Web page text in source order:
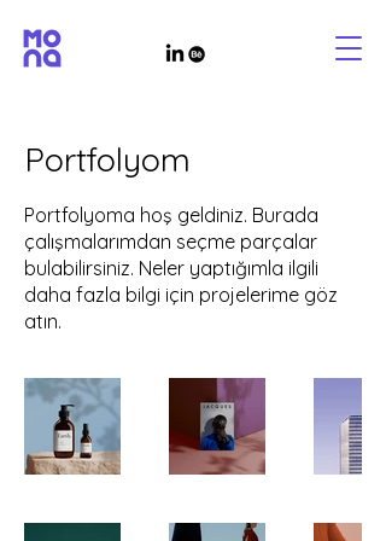
Portfolyom
Portfolyoma hoş geldiniz. Burada
çalışmalarımdan seçme parçalar
bulabilirsiniz. Neler yaptığımla ilgili
daha fazla bilgi için projelerime göz
atın.